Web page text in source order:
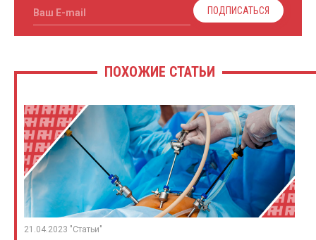
Ваш E-mail ПОДПИСАТЬСЯ
ПОХОЖИЕ СТАТЬИ
21.04.2023 "Статьи"